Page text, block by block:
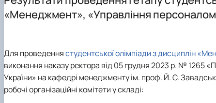
Здобутки кафедри менеджменту ім. проф. Й.С.
Положення про кафедру
Підготовка аспірантів
Навчально-методичні видання
Наукові видання
Скринька довіри
Правила поведінки в умовах воєнного стану в НУБіП
«Менеджмент», «Управління
Для проведеннястудентської олімпіади з дисциплін
виконання наказу ректора від 05 грудня 2023 р. № 1265
України» на кафедрі менеджменту ім. проф. Й. С.
робочі організаційні комітети у складі: